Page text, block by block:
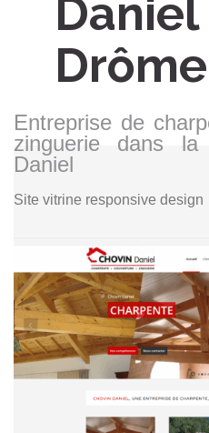
Daniel
Drôme
Entreprise de
zinguerie dans
Daniel
Site vitrine responsive design